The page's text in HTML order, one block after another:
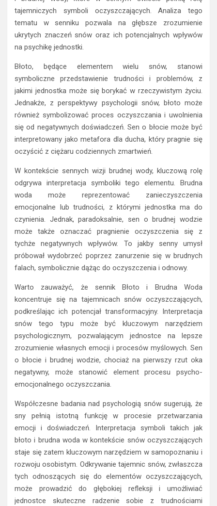
tajemniczych symboli oczyszczających. Analiza tego
tematu w senniku pozwala na głębsze zrozumienie
ukrytych znaczeń snów oraz ich potencjalnych wpływów
na psychikę jednostki.
Błoto, będące elementem wielu snów, stanowi
symboliczne przedstawienie trudności i problemów, z
jakimi jednostka może się borykać w rzeczywistym życiu.
Jednakże, z perspektywy psychologii snów, błoto może
również symbolizować proces oczyszczania i uwolnienia
się od negatywnych doświadczeń. Sen o błocie może być
interpretowany jako metafora dla ducha, który pragnie się
oczyścić z ciężaru codziennych zmartwień.
W kontekście sennych wizji brudnej wody, kluczową rolę
odgrywa interpretacja symboliki tego elementu. Brudna
woda może reprezentować zanieczyszczenia
emocjonalne lub trudności, z którymi jednostka ma do
czynienia. Jednak, paradoksalnie, sen o brudnej wodzie
może także oznaczać pragnienie oczyszczenia się z
tychże negatywnych wpływów. To jakby senny umysł
próbował wydobrzeć poprzez zanurzenie się w brudnych
falach, symbolicznie dążąc do oczyszczenia i odnowy.
Warto zauważyć, że sennik Błoto i Brudna Woda
koncentruje się na tajemnicach snów oczyszczających,
podkreślając ich potencjał transformacyjny. Interpretacja
snów tego typu może być kluczowym narzędziem
psychologicznym, pozwalającym jednostce na lepsze
zrozumienie własnych emocji i procesów myślowych. Sen
o błocie i brudnej wodzie, chociaż na pierwszy rzut oka
negatywny, może stanowić element procesu psycho-
emocjonalnego oczyszczania.
Współczesne badania nad psychologią snów sugerują, że
sny pełnią istotną funkcję w procesie przetwarzania
emocji i doświadczeń. Interpretacja symboli takich jak
błoto i brudna woda w kontekście snów oczyszczających
staje się zatem kluczowym narzędziem w samopoznaniu i
rozwoju osobistym. Odkrywanie tajemnic snów, zwłaszcza
tych odnoszących się do elementów oczyszczających,
może prowadzić do głębokiej refleksji i umożliwiać
jednostce skuteczne radzenie sobie z trudnościami